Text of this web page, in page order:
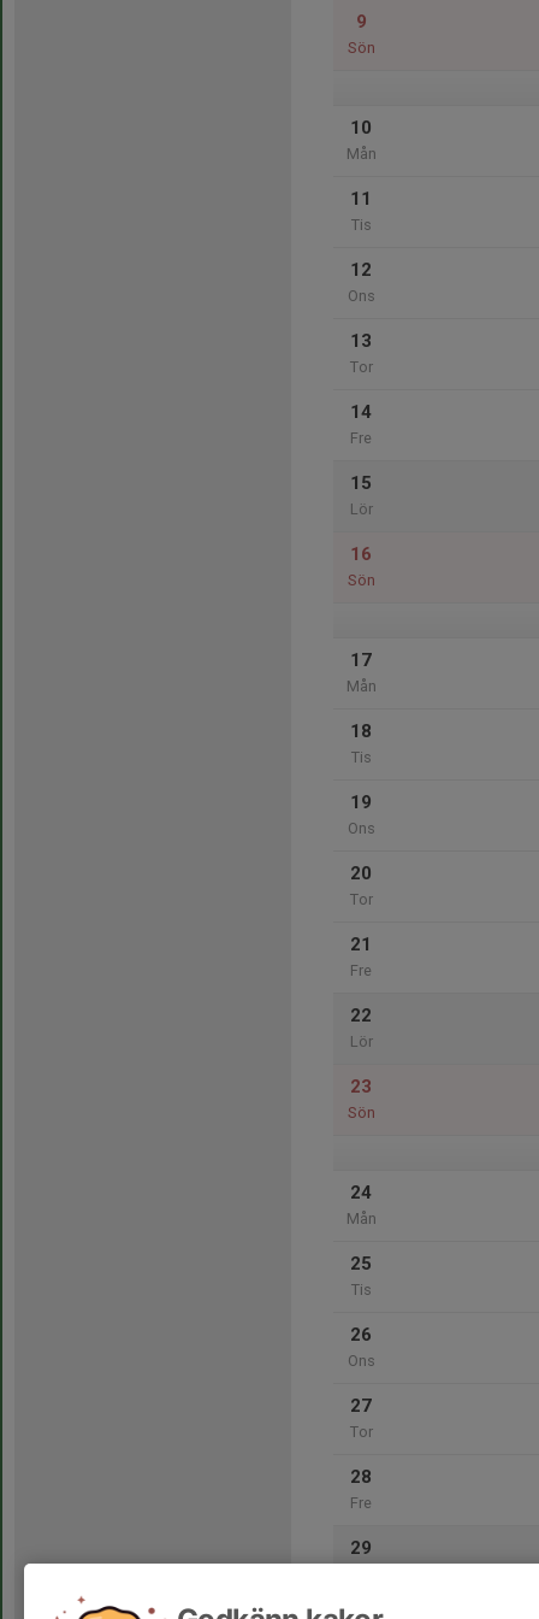
9
Sön
10
Mån
11
Tis
12
Ons
13
Tor
14
Fre
15
Lör
16
Sön
17
Mån
18
Tis
19
Ons
20
Tor
21
Fre
22
Lör
23
Sön
24
Mån
25
Tis
26
Ons
27
Tor
28
Fre
29